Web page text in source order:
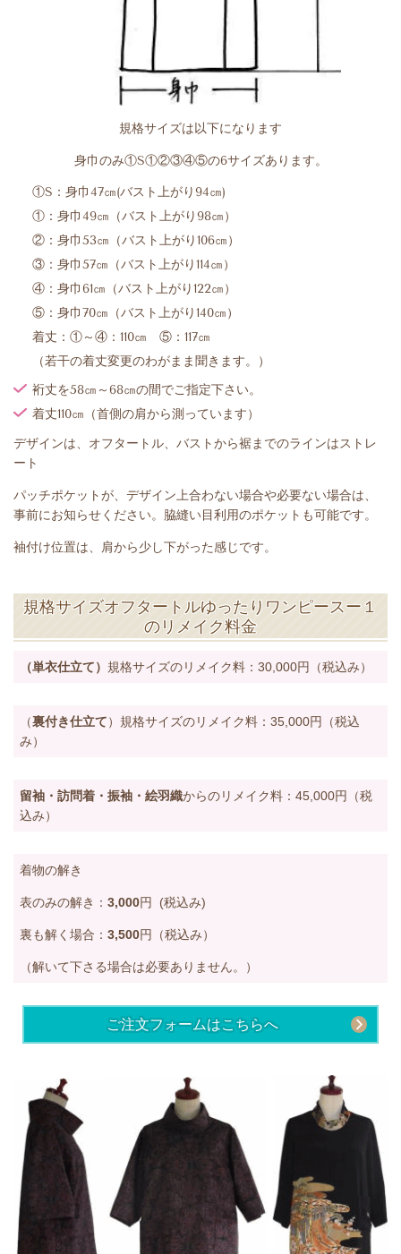
規格サイズは以下になります
身巾のみ①S①②③④⑤の6サイズあります。
①S：身巾47㎝(バスト上がり94㎝)
①：身巾49㎝（バスト上がり98㎝）
② ：身巾53㎝（バスト上がり106㎝）
③ ：身巾57㎝（バスト上がり114㎝）
④：身巾61㎝（バスト上がり122㎝）
⑤：身巾70㎝（バスト上がり140㎝）
着丈：①～④：110㎝ ⑤：117㎝
（若干の着丈変更のわがまま聞きます。）
裄丈を58㎝～68㎝の間でご指定下さい。
着丈110㎝（首側の肩から測っています）
デザインは、オフタートル、バストから裾までのラインはストレ
ート
パッチポケットが、デザイン上合わない場合や必要ない場合は、
事前にお知らせください。脇縫い目利用のポケットも可能です。
袖付け位置は、肩から少し下がった感じです。
規格サイズオフタートルゆったりワンピースー１
のリメイク料金
（単衣仕立て） 規格サイズのリメイク料：30,000円 （税込み）
（裏付き仕立て）規格サイズのリメイク料：35,000円
（税込
み）
留袖・訪問着・振袖・絵羽織からのリメイク料：45,000円
（税
込み）
着物の解き
表のみの解き： 3,000円 (税込み)
裏も解く場合： 3,500円（税込み）
（解いて下さる場合は必要ありません。）
ご注文フォームはこちらへ